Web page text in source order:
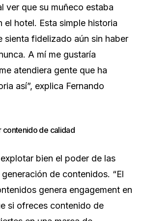
ver que su muñeco estaba
el hotel. Esta simple historia
sienta fidelizado aún sin haber
A mí me gustaría
atendiera gente que ha
así”, explica Fernando
contenido de calidad
bien el poder de las
de contenidos. “El
genera engagement en
si ofreces contenido de